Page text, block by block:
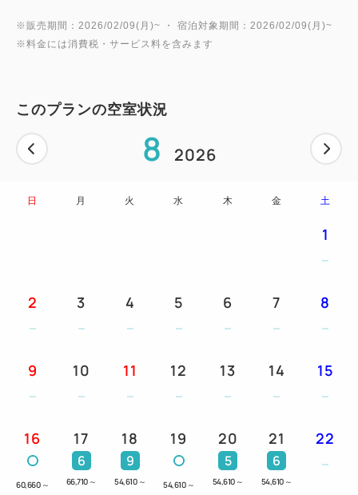
お食事は季節や旬の食材で変更になる場合がございま
す。
※販売期間：2026/02/09(月)~ ・ 宿泊対象期間：2026/02/09(月)~
※料金には消費税・サービス料を含みます
このプランの空室状況
8 2026
日 月 火 水 木 金 土
1
2 3 4 5 6 7 8
9 10 11 12 13 14 15
16
60,660 ～
17
6
66,710 ～
18
9
54,610 ～
19
54,610 ～
20
5
54,610 ～
21
6
54,610 ～
22